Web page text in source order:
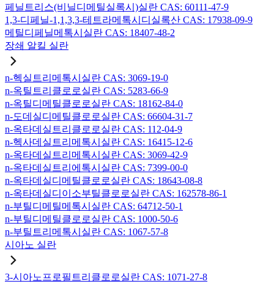
페닐트리스(비닐디메틸실록시)실란 CAS: 60111-47-9
1,3-디페닐-1,1,3,3-테트라메톡시디실록산 CAS: 17938-09-9
메틸디페닐메톡시실란 CAS: 18407-48-2
장쇄 알킬 실란
n-헥실트리메톡시실란 CAS: 3069-19-0
n-옥틸트리클로로실란 CAS: 5283-66-9
n-옥틸디메틸클로로실란 CAS: 18162-84-0
n-도데실디메틸클로로실란 CAS: 66604-31-7
n-옥타데실트리클로로실란 CAS: 112-04-9
n-헥사데실트리메톡시실란 CAS: 16415-12-6
n-옥타데실트리메톡시실란 CAS: 3069-42-9
n-옥타데실트리에톡시실란 CAS: 7399-00-0
n-옥타데실디메틸클로로실란 CAS: 18643-08-8
n-옥타데실디이소부틸클로로실란 CAS: 162578-86-1
n-부틸디메틸메톡시실란 CAS: 64712-50-1
n-부틸디메틸클로로실란 CAS: 1000-50-6
n-부틸트리메톡시실란 CAS: 1067-57-8
시아노 실란
3-시아노프로필트리클로로실란 CAS: 1071-27-8